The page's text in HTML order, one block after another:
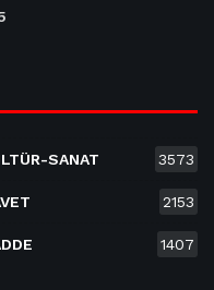
SANAT 3573
2153
1407